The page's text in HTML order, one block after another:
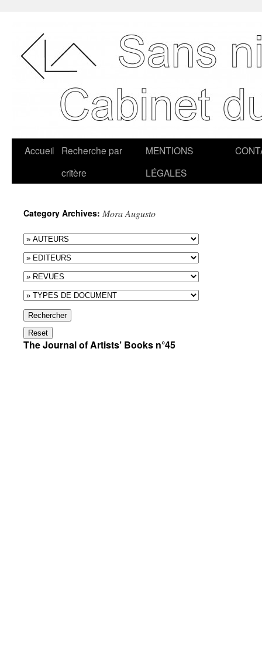
Accueil
Recherche par
critère
MENTIONS
LÉGALES
Category Archives: Mora Augusto
Rechercher
Reset
The Journal of Artists’ Books n°45